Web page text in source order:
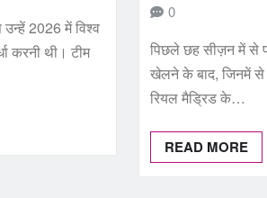
2026 में विश्व
करनी थी। टीम
0
पिछले छह सीज़न में से
खेलने के बाद, जिनमें से
रियल मैड्रिड के…
READ MORE